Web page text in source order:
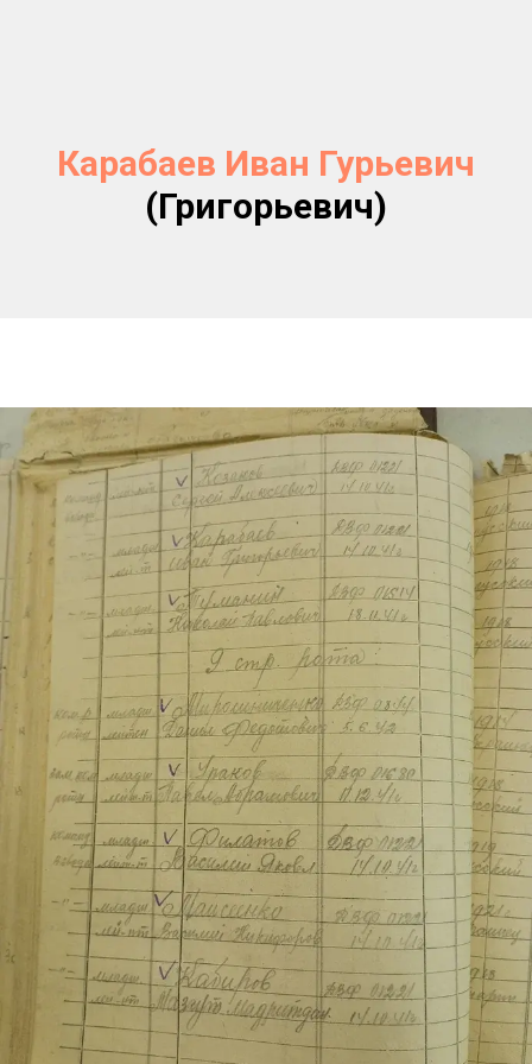
Карабаев Иван Гурьевич
(Григорьевич)